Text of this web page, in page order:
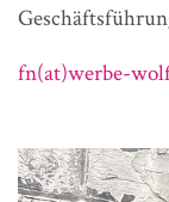
fn(at)werbe-